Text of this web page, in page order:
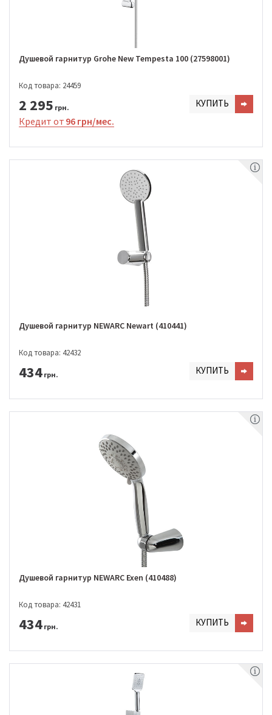
Душевой гарнитур Grohe New Tempesta 100 (27598001)
Код товара: 24459
2 295 грн. КУПИТЬ
Кредит от 96 грн/мес.
Душевой гарнитур NEWARC Newart (410441)
Код товара: 42432
434 грн. КУПИТЬ
Душевой гарнитур NEWARC Exen (410488)
Код товара: 42431
434 грн. КУПИТЬ